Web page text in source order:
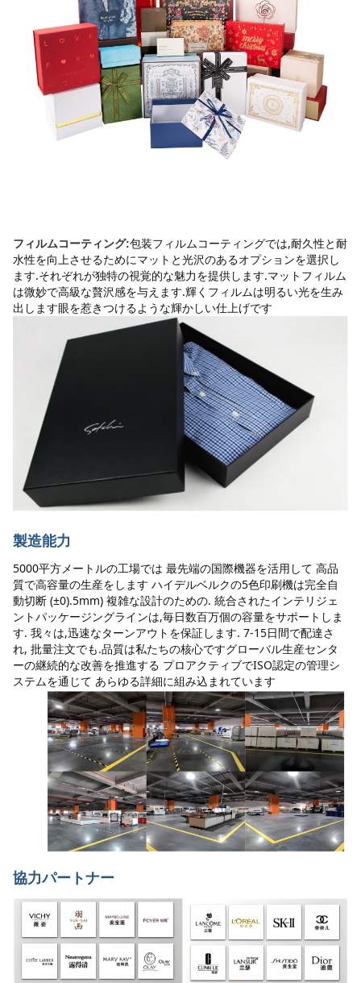
フィルムコーティング:包装フィルムコーティングでは,耐久性と耐
水性を向上させるためにマットと光沢のあるオプションを選択し
ます.それぞれが独特の視覚的な魅力を提供します.マットフィルム
は微妙で高級な贅沢感を与えます.輝くフィルムは明るい光を生み
出します眼を惹きつけるような輝かしい仕上げです
製造能力
5000平方メートルの工場では 最先端の国際機器を活用して 高品
質で高容量の生産をします ハイデルベルクの5色印刷機は完全自
動切断 (±0).5mm) 複雑な設計のための. 統合されたインテリジェ
ントパッケージングラインは,毎日数百万個の容量をサポートしま
す. 我々は,迅速なターンアウトを保証します. 7-15日間で配達さ
れ, 批量注文でも.品質は私たちの核心ですグローバル生産センタ
ーの継続的な改善を推進する プロアクティブでISO認定の管理シ
ステムを通じて あらゆる詳細に組み込まれています
協力パートナー